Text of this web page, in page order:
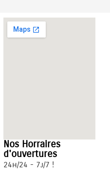
Nos Horraires
d'ouvertures
24h/24 - 7j/7 !